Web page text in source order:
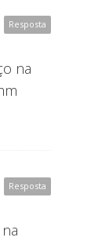
Resposta
na
Resposta